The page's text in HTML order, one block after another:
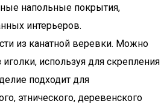
напольные покрытия,
интерьеров.
из канатной веревки. Можно
используя для скрепления
подходит для
этнического, деревенского